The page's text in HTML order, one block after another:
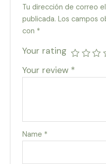
Tu dirección de correo
publicada. Los campos
con *
Your rating
Your review *
Name *